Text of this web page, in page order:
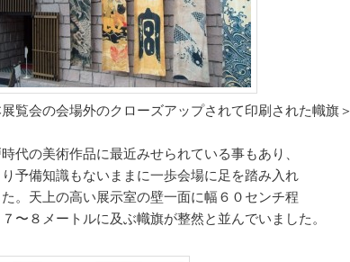
展覧会の会場外のクローズアップされて印刷された幟旗＞
代の美術作品に最近みせられている事もあり、
予備知識もないままに一歩会場に足を踏み入れ
た。天上の高い展示室の壁一面に幅６０センチ程
〜８メートルに及ぶ幟旗が整然と並んでいました。